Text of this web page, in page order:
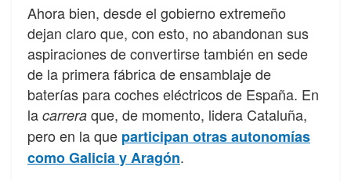
Ahora bien, desde el gobierno extremeño
dejan claro que, con esto, no abandonan sus
aspiraciones de convertirse también en sede
de la primera fábrica de ensamblaje de
baterías para coches eléctricos de España. En
la carrera que, de momento, lidera Cataluña,
pero en la que participan otras autonomías
como Galicia y Aragón.